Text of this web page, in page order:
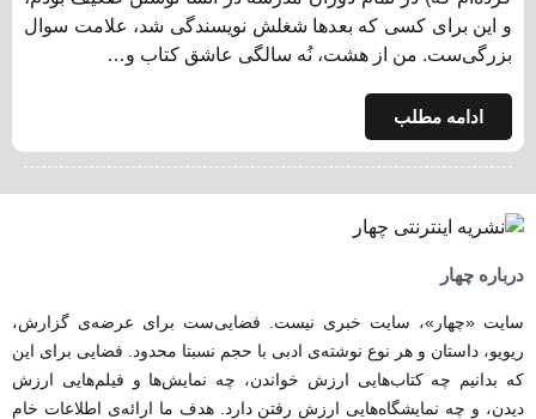
و این برای کسی که بعدها شغلش نویسندگی شد، علامت سوال
بزرگی‌ست. من از هشت، نُه سالگی عاشق کتاب و…
ادامه مطلب
درباره چهار
سایت «چهار»، سایت خبری نیست. فضایی‌ست برای عرضه‌ی گزارش‌،
ریویو، داستان و هر نوع نوشته‌ی ادبی با حجم نسبتا محدود. فضایی برای این
که بدانیم چه کتاب‌هایی ارزش خواندن، چه نمایش‌ها و فیلم‌هایی ارزش
دیدن، و چه نمایشگاه‌هایی ارزش رفتن دارد. هدف ما ارائه‌ی اطلاعات خام